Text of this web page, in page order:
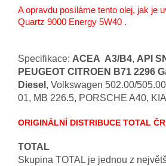
A opravdu posíláme tento olej, jak je
Quartz 9000 Energy 5W40 .
Specifikace: ACEA A3/B4, API
PEUGEOT CITROEN B71 2296
Diesel , Volkswagen 502.00/
01, MB 226.5, PORSCHE A40, KIA
ORIGINÁLNÍ DISTRIBUCE TOTAL
TOTAL
Skupina TOTAL je jednou z